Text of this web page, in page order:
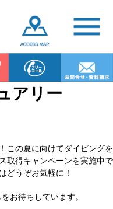
アリー
この夏に向けてダイビングを
取得キャンペーンを実施中で
どうぞお気軽に！
お待ちしています。